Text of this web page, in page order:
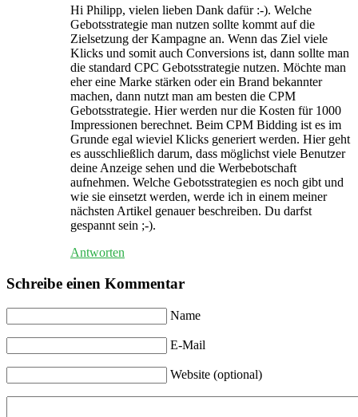
Hi Philipp, vielen lieben Dank dafür :-). Welche
Gebotsstrategie man nutzen sollte kommt auf die
Zielsetzung der Kampagne an. Wenn das Ziel viele
Klicks und somit auch Conversions ist, dann sollte man
die standard CPC Gebotsstrategie nutzen. Möchte man
eher eine Marke stärken oder ein Brand bekannter
machen, dann nutzt man am besten die CPM
Gebotsstrategie. Hier werden nur die Kosten für 1000
Impressionen berechnet. Beim CPM Bidding ist es im
Grunde egal wieviel Klicks generiert werden. Hier geht
es ausschließlich darum, dass möglichst viele Benutzer
deine Anzeige sehen und die Werbebotschaft
aufnehmen. Welche Gebotsstrategien es noch gibt und
wie sie einsetzt werden, werde ich in einem meiner
nächsten Artikel genauer beschreiben. Du darfst
gespannt sein ;-).
Antworten
Schreibe einen Kommentar
Name
E-Mail
Website (optional)